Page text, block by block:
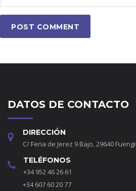
POST COMMENT
DATOS DE CONTACTO
DIRECCIÓN
C/ Feria de Jerez 9 Bajo, 29640
TELÉFONOS
+34 952 46 26 61
+34 607 60 20 77